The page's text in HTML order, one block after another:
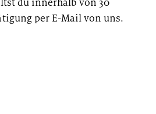
du innerhalb von 30
per E-Mail von uns.